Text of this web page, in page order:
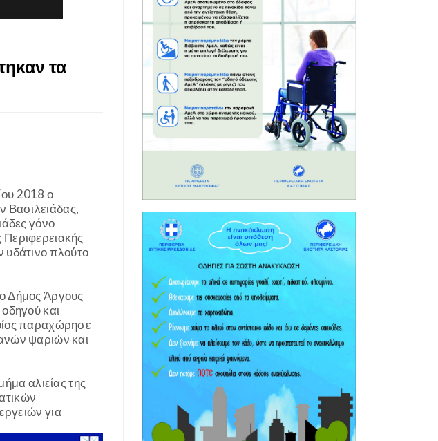
τα
2018 ο
Βασιλειάδας,
γόνο
υδάτινο πλούτο
Δήμος Άργους
και
παραχώρησε
ψαριών και
αλιείας της
για